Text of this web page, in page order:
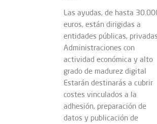
Las ayudas, de hasta
euros, están dirigidas a
entidades públicas,
Administraciones con
actividad económica y alto
grado de madurez digital
Estarán destinarás a cubrir
costes vinculados a la
adhesión, preparación de
datos y publicación de